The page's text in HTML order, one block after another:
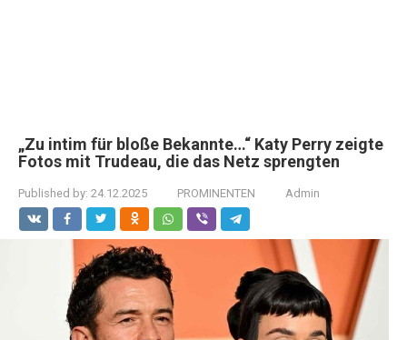
„Zu intim für bloße Bekannte…“ Katy Perry zeigte
Fotos mit Trudeau, die das Netz sprengten
Published by: 24.12.2025 PROMINENTEN Admin